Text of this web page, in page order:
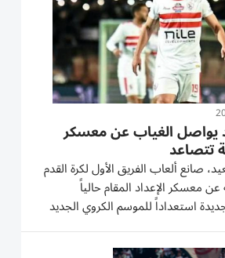
يواصل الغياب عن معسكر
تتصاعد
صانع ألعاب الفريق الأول لكرة القدم
عن معسكر الإعداد المقام حالياً
استعداداً للموسم الكروي الجديد
رغم استئناف التدريبات الجماعية السبت
التي حصل عليها اللاعبون الجمعة.